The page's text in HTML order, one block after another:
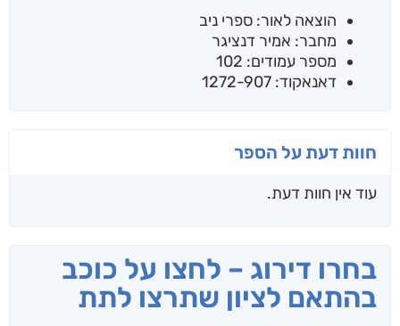
הוצאה לאור: ספרי ניב
מחבר: אמיר דנציגר
מספר עמודים: 102
דאנאקוד: 1272-907
חוות דעת על הספר
עוד אין חוות דעת.
בחרו דירוג – לחצו על כוכב
בהתאם לציון שתרצו לתת